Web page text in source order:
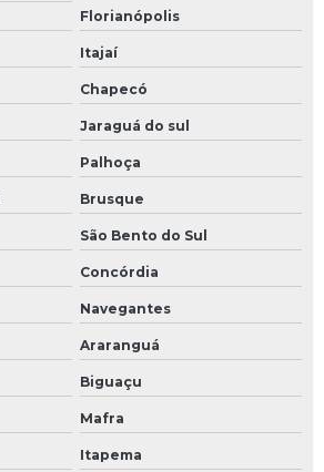
Florianópolis
Itajaí
Chapecó
Jaraguá do sul
Palhoça
Brusque
São Bento do Sul
Concórdia
Navegantes
Araranguá
Biguaçu
Mafra
Itapema